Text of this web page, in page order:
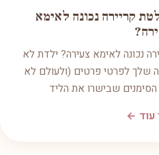
קריירה נכונה לאימא
נכונה לאימא צעירה? ילדת לא
שלך לפרטי פרטים (ולעולם לא
שבישרו את הליד
עוד ←